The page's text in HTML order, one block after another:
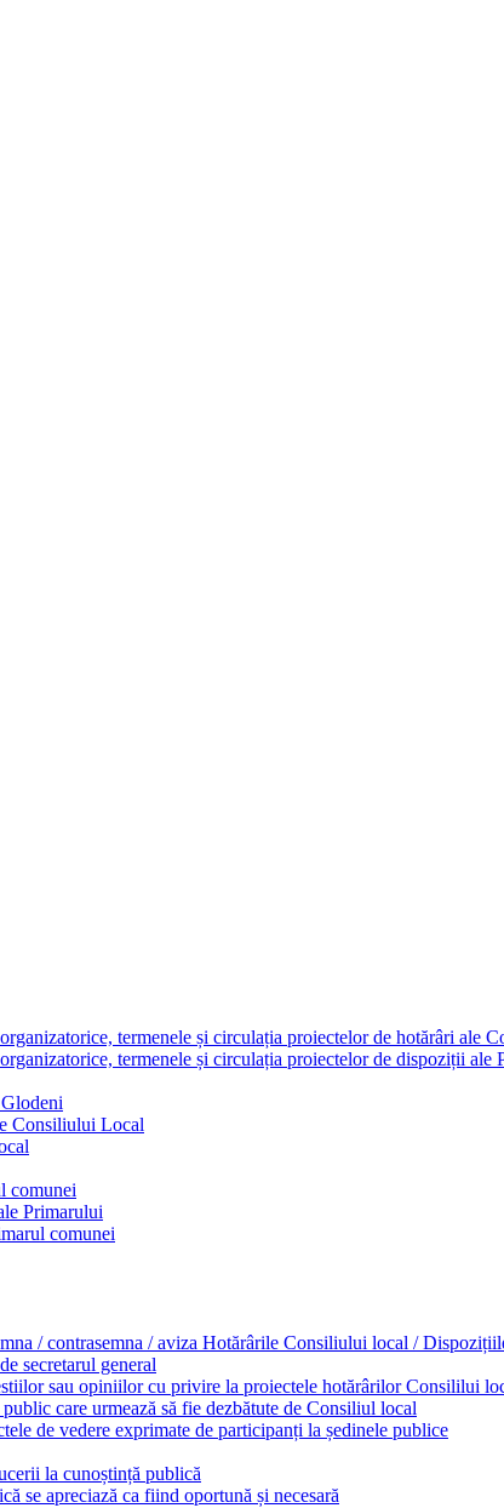
termenele și circulația proiectelor de hotărâri ale
termenele și circulația proiectelor de dispoziții ale
Consiliului Local
comunei
Primarului
comunei
/ contrasemna / aviza Hotărârile Consiliului local /
secretarul general
sau opiniilor cu privire la proiectele hotărârilor Consililui
care urmează să fie dezbătute de Consiliul local
de vedere exprimate de participanți la ședinele publice
la cunoștință publică
se apreciază ca fiind oportună și necesară